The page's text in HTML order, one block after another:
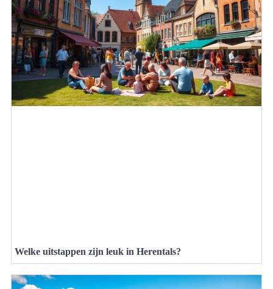
Welke uitstappen zijn leuk in Herentals?